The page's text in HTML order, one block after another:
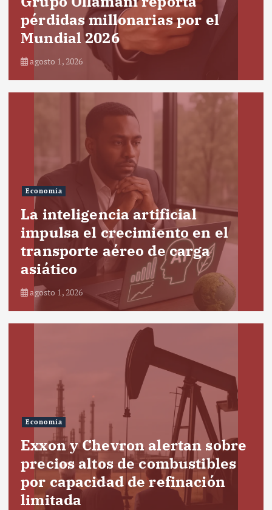
pérdidas millonarias por el
Mundial 2026
agosto 1, 2026
Economía
La inteligencia artificial
impulsa el crecimiento en el
transporte aéreo de carga
asiático
agosto 1, 2026
Economía
Exxon y Chevron alertan sobre
precios altos de combustibles
por capacidad de refinación
limitada